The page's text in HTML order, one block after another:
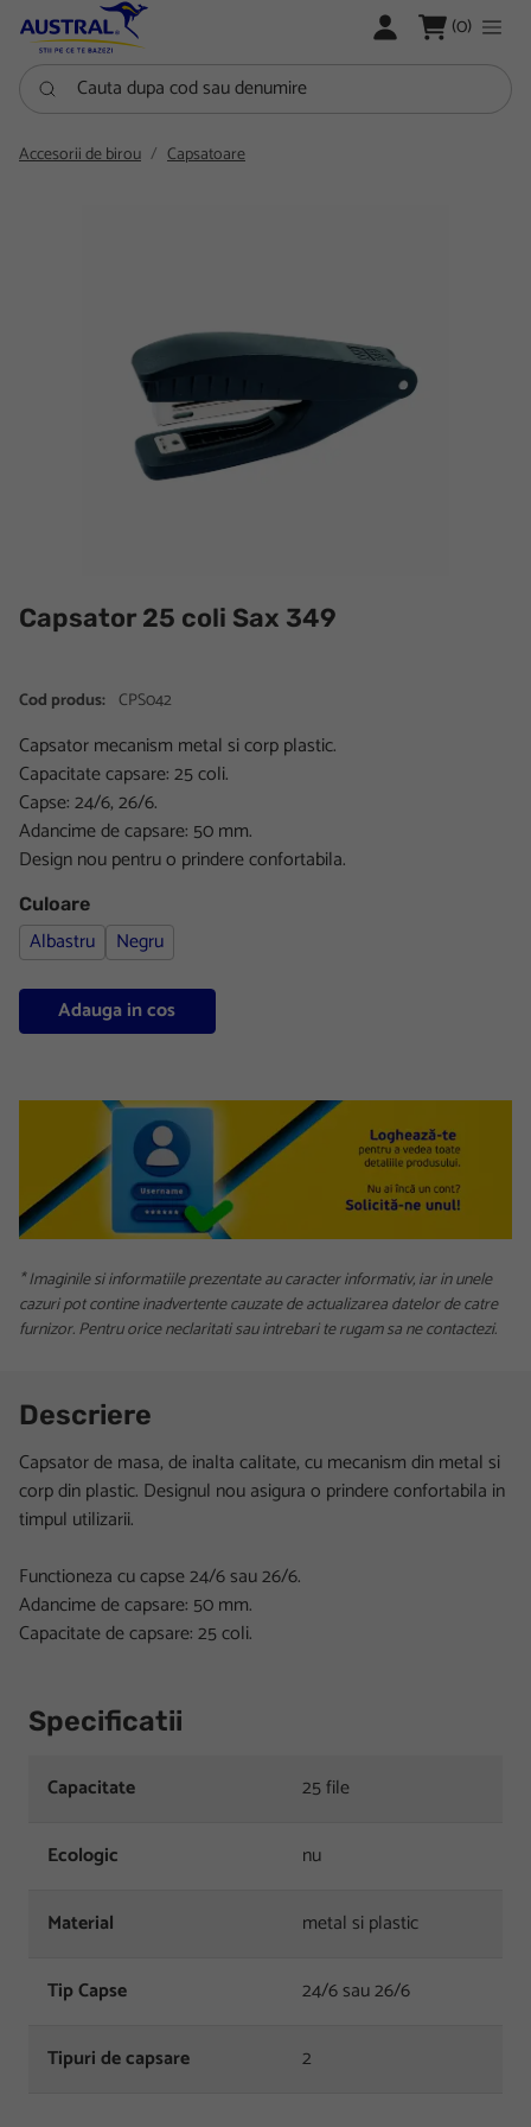
LOGARE (0)
Cauta dupa cod sau denumire
Accesorii de birou Capsatoare
Capsator 25 coli Sax 349
Cod produs: CPS042
Capsator mecanism metal si corp plastic.
Capacitate capsare: 25 coli.
Capse: 24/6, 26/6.
Adancime de capsare: 50 mm.
Design nou pentru o prindere confortabila.
Culoare
Albastru Negru
Adauga in cos
* Imaginile si informatiile prezentate au caracter informativ, iar in unele
cazuri pot contine inadvertente cauzate de actualizarea datelor de catre
furnizor. Pentru orice neclaritati sau intrebari te rugam sa ne contactezi.
Descriere
Capsator de masa, de inalta calitate, cu mecanism din metal si
corp din plastic. Designul nou asigura o prindere confortabila in
timpul utilizarii.
Functioneza cu capse 24/6 sau 26/6.
Adancime de capsare: 50 mm.
Capacitate de capsare: 25 coli.
Specificatii
Capacitate 25 file
Ecologic nu
Material metal si plastic
Tip Capse 24/6 sau 26/6
Tipuri de capsare 2